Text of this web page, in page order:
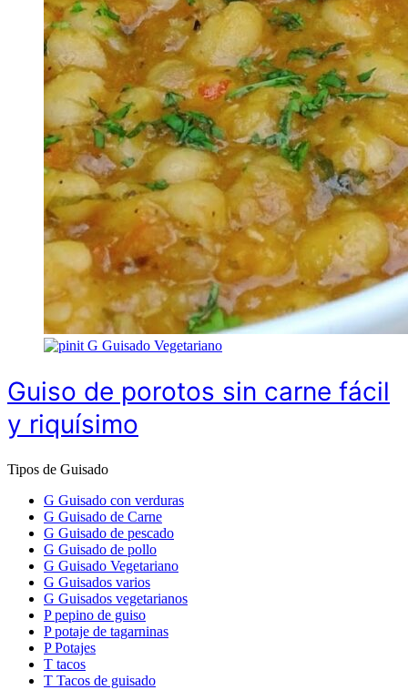
G Guisado Vegetariano
Guiso de porotos sin carne fácil
y riquísimo
Tipos de Guisado
G Guisado con verduras
G Guisado de Carne
G Guisado de pescado
G Guisado de pollo
G Guisado Vegetariano
G Guisados varios
G Guisados vegetarianos
P pepino de guiso
P potaje de tagarninas
P Potajes
T tacos
T Tacos de guisado